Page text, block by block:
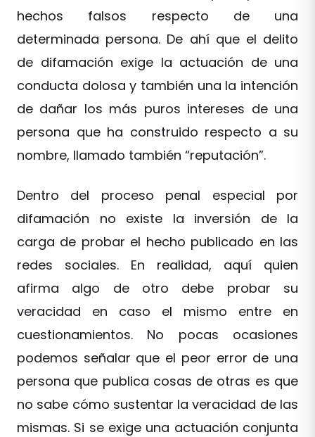
hechos falsos respecto de una
determinada persona. De ahí que el delito
de difamación exige la actuación de una
conducta dolosa y también una la intención
de dañar los más puros intereses de una
persona que ha construido respecto a su
nombre, llamado también “reputación”.
Dentro del proceso penal especial por
difamación no existe la inversión de la
carga de probar el hecho publicado en las
redes sociales. En realidad, aquí quien
afirma algo de otro debe probar su
veracidad en caso el mismo entre en
cuestionamientos. No pocas ocasiones
podemos señalar que el peor error de una
persona que publica cosas de otras es que
no sabe cómo sustentar la veracidad de las
mismas. Si se exige una actuación conjunta